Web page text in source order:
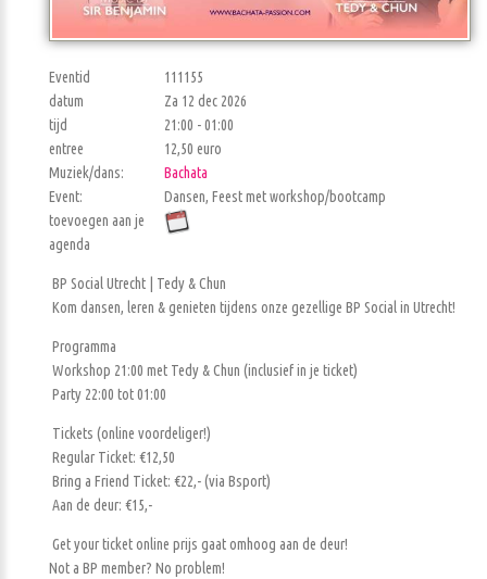
Eventid
111155
datum
Za 12 dec 2026
tijd
21:00 - 01:00
entree
12,50 euro
Muziek/dans:
Bachata
Event:
Dansen, Feest met workshop/bootcamp
toevoegen aan je
agenda
BP Social Utrecht | Tedy & Chun
Kom dansen, leren & genieten tijdens onze gezellige BP Social in Utrecht!
Programma
Workshop 21:00 met Tedy & Chun (inclusief in je ticket)
Party 22:00 tot 01:00
Tickets (online voordeliger!)
Regular Ticket: €12,50
Bring a Friend Ticket: €22,- (via Bsport)
Aan de deur: €15,-
Get your ticket online prijs gaat omhoog aan de deur!
Not a BP member? No problem!